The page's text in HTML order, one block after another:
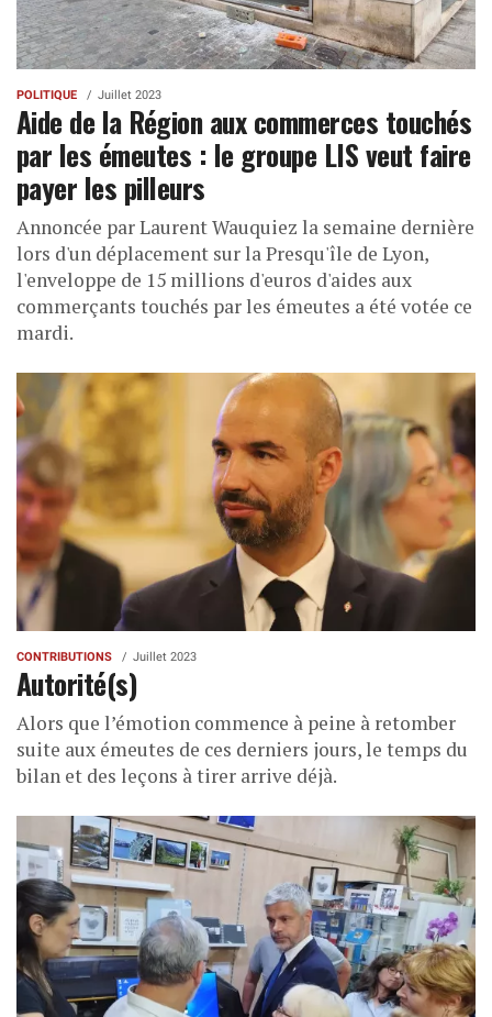
POLITIQUE Juillet 2023
Aide de la Région aux commerces touchés
par les émeutes : le groupe LIS veut faire
payer les pilleurs
Annoncée par Laurent Wauquiez la semaine dernière
lors d'un déplacement sur la Presqu'île de Lyon,
l'enveloppe de 15 millions d'euros d'aides aux
commerçants touchés par les émeutes a été votée ce
mardi.
CONTRIBUTIONS Juillet 2023
Autorité(s)
Alors que l’émotion commence à peine à retomber
suite aux émeutes de ces derniers jours, le temps du
bilan et des leçons à tirer arrive déjà.